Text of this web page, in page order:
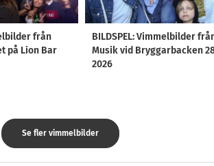
från
på Lion Bar
BILDSPEL: Vimmelbilder
Musik vid Bryggarbacken
2026
Se fler vimmelbilder